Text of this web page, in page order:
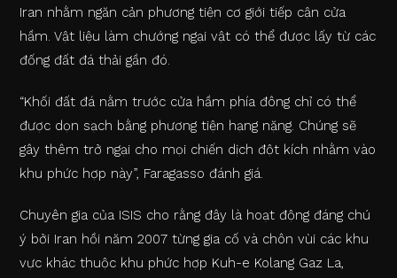
Iran nhằm ngăn cản phương tiện cơ giới tiếp cận cửa
hầm. Vật liệu làm chướng ngại vật có thể được lấy từ các
đống đất đá thải gần đó.
“Khối đất đá nằm trước cửa hầm phía đông chỉ có thể
được dọn sạch bằng phương tiện hạng nặng. Chúng sẽ
gây thêm trở ngại cho mọi chiến dịch đột kích nhằm vào
khu phức hợp này”, Faragasso đánh giá.
Chuyên gia của ISIS cho rằng đây là hoạt động đáng chú
ý bởi Iran hồi năm 2007 từng gia cố và chôn vùi các khu
vực khác thuộc khu phức hợp Kuh-e Kolang Gaz La,